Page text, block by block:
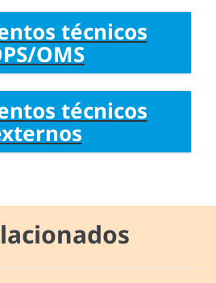
técnicos
OMS
técnicos